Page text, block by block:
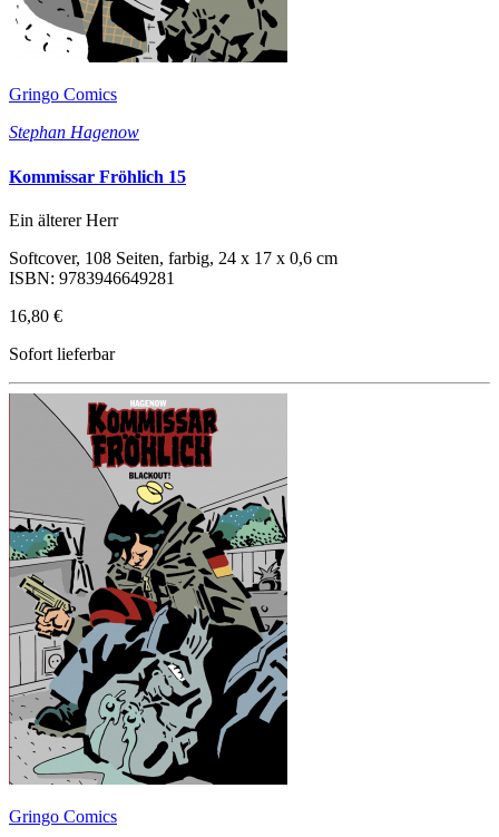
Gringo Comics
Stephan Hagenow
Kommissar Fröhlich 15
Ein älterer Herr
Softcover, 108 Seiten, farbig, 24 x 17 x 0,6 cm
ISBN: 9783946649281
16,80 €
Sofort lieferbar
Gringo Comics